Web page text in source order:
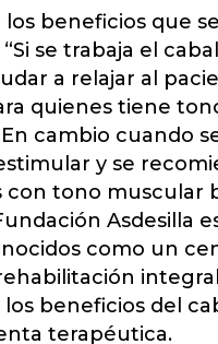
beneficios que
se trabaja el
a relajar al
quienes tiene
cambio cuando
y se
tono muscular
Asdesilla
como un
beneficios del
terapéutica.